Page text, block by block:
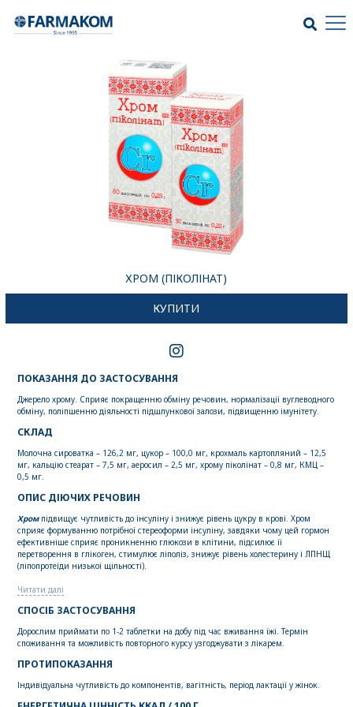
ХРОМ (ПІКОЛІНАТ)
КУПИТИ
ПОКАЗАННЯ ДО ЗАСТОСУВАННЯ
Джерело хрому. Сприяє покращенню обміну речовин, нормалізації вуглеводного
обміну, поліпшенню діяльності підшлункової залози, підвищенню імунітету.
СКЛАД
Молочна сироватка – 126,2 мг, цукор – 100,0 мг, крохмаль картопляний – 12,5
мг, кальцію стеарат – 7,5 мг, аеросил – 2,5 мг, хрому піколінат – 0,8 мг, КМЦ –
0,5 мг.
ОПИС ДІЮЧИХ РЕЧОВИН
Хромпідвищує чутливість до інсуліну і знижує рівень цукру в крові. Хром
сприяє формуванню потрібної стереоформи інсуліну, завдяки чому цей гормон
ефективніше сприяє проникненню глюкози в клітини, підсилює її
перетворення в глікоген, стимулює ліполіз, знижує рівень холестерину і ЛПНЩ
(ліпопротеїди низької щільності).
Читати далі
СПОСІБ ЗАСТОСУВАННЯ
Дорослим приймати по 1-2 таблетки на добу під час вживання їжі. Термін
споживання та можливість повторного курсу узгоджувати з лікарем.
ПРОТИПОКАЗАННЯ
Індивідуальна чутливість до компонентів, вагітність, період лактації у жінок.